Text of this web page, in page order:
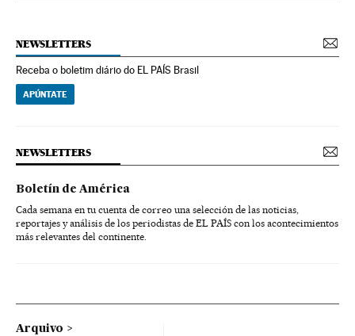
NEWSLETTERS
Receba o boletim diário do EL PAÍS Brasil
APÚNTATE
NEWSLETTERS
Boletín de América
Cada semana en tu cuenta de correo una selección de las noticias,
reportajes y análisis de los periodistas de EL PAÍS con los acontecimientos
más relevantes del continente.
Arquivo